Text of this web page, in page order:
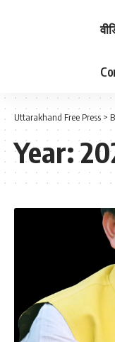
Uttarakhand Free Press >
Year: